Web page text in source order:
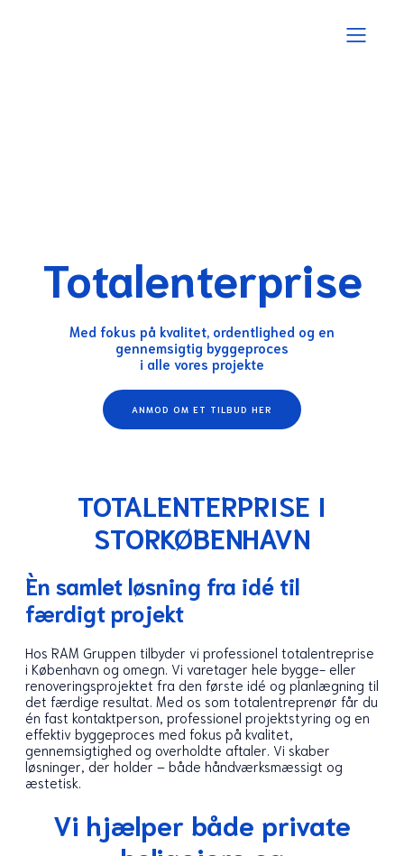
Totalenterprise
Med fokus på kvalitet, ordentlighed og en
gennemsigtig byggeproces
i alle vores projekte
ANMOD OM ET TILBUD HER
TOTALENTERPRISE I
STORKØBENHAVN
Èn samlet løsning fra idé til
færdigt projekt
Hos RAM Gruppen tilbyder vi professionel totalentreprise
i København og omegn. Vi varetager hele bygge- eller
renoveringsprojektet fra den første idé og planlægning til
det færdige resultat. Med os som totalentreprenør får du
én fast kontaktperson, professionel projektstyring og en
effektiv byggeproces med fokus på kvalitet,
gennemsigtighed og overholdte aftaler. Vi skaber
løsninger, der holder – både håndværksmæssigt og
æstetisk.
Vi hjælper både private